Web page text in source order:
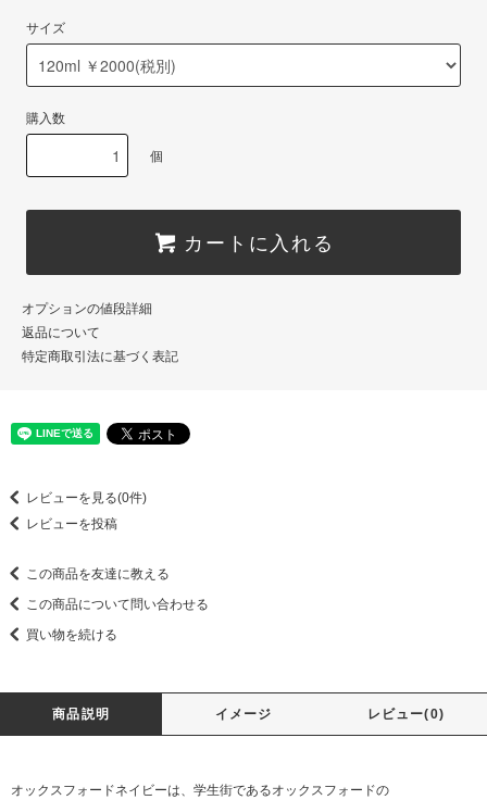
サイズ
購入数
個
カートに入れる
オプションの値段詳細
返品について
特定商取引法に基づく表記
レビューを見る(0件)
レビューを投稿
この商品を友達に教える
この商品について問い合わせる
買い物を続ける
商品説明 イメージ レビュー(0)
オックスフォードネイビーは、学生街であるオックスフォードの